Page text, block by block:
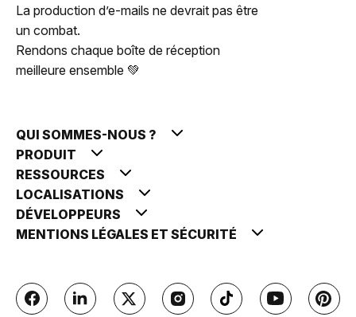
La production d’e-mails ne devrait pas être
un combat.
Rendons chaque boîte de réception
meilleure ensemble 💚
QUI SOMMES-NOUS ?
PRODUIT
RESSOURCES
LOCALISATIONS
DÉVELOPPEURS
MENTIONS LÉGALES ET SÉCURITÉ